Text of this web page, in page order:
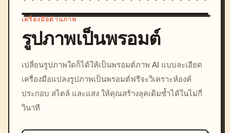
c, cyberpunk sunset, neon
colors, 8k --v 6.0
เครื่องมือด้านภาพ
รูปภาพเป็นพรอมต์
เปลี่ยนรูปภาพใดก็ได้ให้เป็นพรอมต์ภาพ AI แบบละเอียด
เครื่องมือแปลงรูปภาพเป็นพรอมต์ฟรีจะวิเคราะห์องค์
ประกอบ สไตล์ และแสง ให้คุณสร้างลุคเดิมซ้ำได้ในไม่กี่
วินาที